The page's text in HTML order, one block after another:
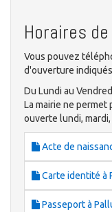
Horaires
Vous pouvez
d'ouverture
Du Lundi au
La mairie ne
ouverte lundi,
Acte de
Carte identité à
Passeport à